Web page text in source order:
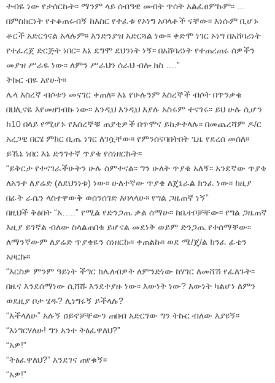
ተብዬ ነው የታሰርኩት፡፡ ማንም ላይ ሰብዓዊ መብት ጥሰት አልፈፀምኩም፡፡ …
በምስክርነት የተቆጠሩብኝ ከእስር የተፈቱ የኦነግ አባላቶች ናቸው፡፡ እነሱም ቢሆኑ
ቶርች አድርጎናል አላሉም፡፡ እንድንያዝ አድርጓል ነው፡፡ ቀድሞ ነገር ኦነግ በአሸባሪነት
የተፈረጀ ድርጅት ነበር፡፡ እኔ ደግሞ ደህንነት ነኝ፡፡ በአሸባሪነት የተጠረጠሩ ሰዎችን
መያዝ ሥራዬ ነው፡፡ ለምን ሥራህን ሰራህ ብሎ ክስ ….”
ትኩር ብዬ አየሁት፡፡
ሌላ እስረኛ ብሶቱን መናገር ቀጠለ፡፡ እኔ የሁሉንም እስረኞች ብሶት በጥንቃቄ
በህሊናዬ እየመዘገብኩ ነው፡፡ እንዲህ እንዲህ እያሉ አስሩም ተናገሩ፡፡ ይህ ሁሉ ሲሆን
ከ10 በላይ የሚሆኑ የእሰረኞቹ ጠያቂዎች በጥሞና ይከታተላሉ፡፡ በመጨረሻም ዶ/ር
አረጋዊ በርሄ ምክር ቢጤ ነገር ለገሷቸው፡፡ የምንሰናባበትበት ጊዜ የደረሰ መሰለ፡፡
ይኼኔ ነበር እኔ ድንገተኛ ጥያቄ የሰነዘርኩት፡፡
“ይቅርታ የተናገራችሁትን ሁሉ ሰምተናል፡፡ ግን ሁለት ጥያቄ አለኝ፡፡ አንደኛው ጥያቄ
ለአንተ ለያሬድ (ለደህንነቱ) ነው፡፡ ሁለተኛው ጥያቄ ለጄኔራል ክንፈ ነው፡፡ ከዚያ
በፊት ራሴን ላስተዋውቅ ወሰንሰገድ እባላላሁ፡፡ የግል ጋዜጠኛ ነኝ”
በዚህች ቅፅበት “አ…..” የሚል የድንጋጤ ቃል ሰማሁ፡፡ ከቤተቦቻቸው፡፡ የግል ጋዜጠኛ
እዚያ ይገኛል ብለው ስላልጠበቁ ይሆናል መደነቅ ወይም ድንጋጤ የተሰማቸው፡፡
ለማንኛውም ለያሬድ ጥያቄዬን ሰነዘርኩ፡፡ ቀጠልኩ፡፡ ወደ ሜ/ጄ/ል ክንፈ ፊቴን
አዞርኩ፡፡
“እርስዎ ምንም ዓይነት ችግር ከሌለብዎት ለምንድነው ከሃገር ለመሸሽ የፈለጉት፡፡
በዜና እንደሰማነው ሲሸሹ እንደተያዙ ነው፡፡ እውነት ነው? እውነት ካልሆነ ለምን
ወደዚያ ቦታ ሄዱ? ሊነግሩኝ ይችላሉ?
“እችላለሁ” አሉኝ ዐይኖቻቸውን ጠበብ አድርገው ግን ትኩር ብለው እያዩኝ፡፡
“እነግርሃለሁ! ግን አንተ ትፅፈዋለህ?”
“አዎ!”
“ትፅፈዋለህ?” እንደገና ጠየቁኝ፡፡
“አዎ!”